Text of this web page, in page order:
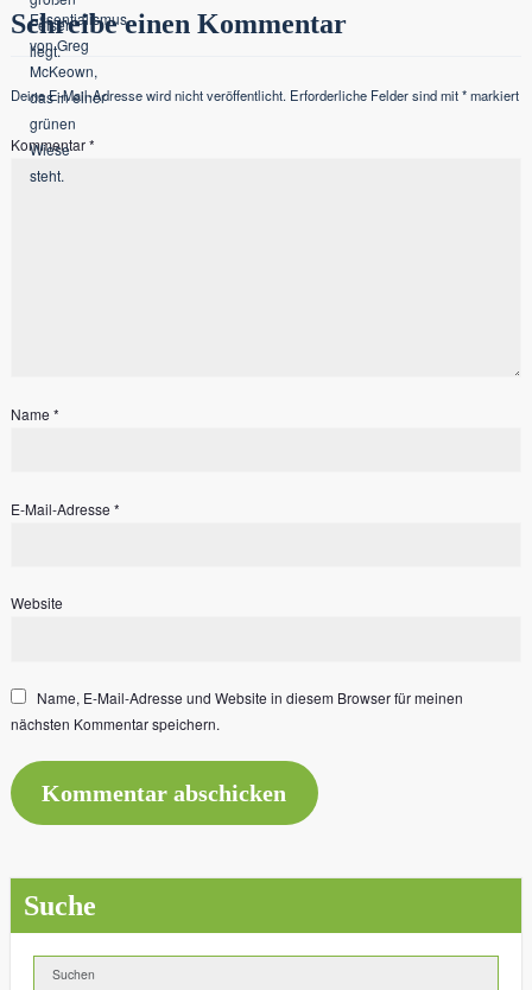
Schreibe einen Kommentar
Deine E-Mail-Adresse wird nicht veröffentlicht. Erforderliche Felder sind mit*markiert
Kommentar*
Name *
E-Mail-Adresse *
Website
Name, E-Mail-Adresse und Website in diesem Browser für meinen
nächsten Kommentar speichern.
Suche